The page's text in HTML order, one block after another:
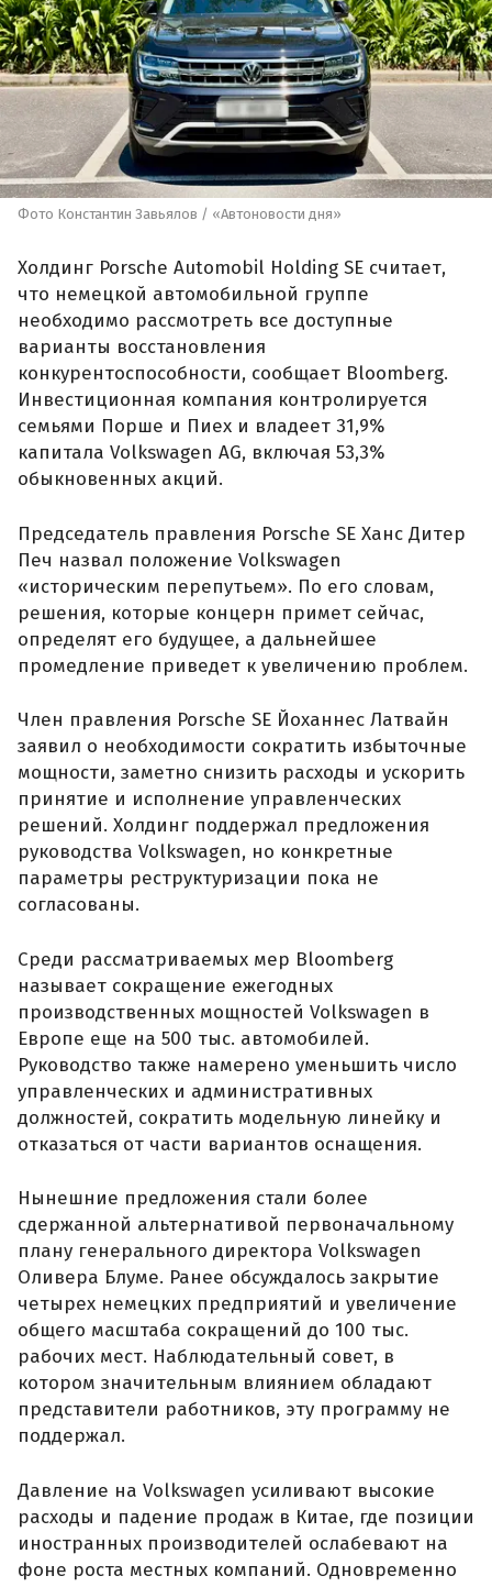
Фото Константин Завьялов / «Автоновости дня»
Холдинг Porsche Automobil Holding SE считает,
что немецкой автомобильной группе
необходимо рассмотреть все доступные
варианты восстановления
конкурентоспособности, сообщает Bloomberg.
Инвестиционная компания контролируется
семьями Порше и Пиех и владеет 31,9%
капитала Volkswagen AG, включая 53,3%
обыкновенных акций.
Председатель правления Porsche SE Ханс Дитер
Печ назвал положение Volkswagen
«историческим перепутьем». По его словам,
решения, которые концерн примет сейчас,
определят его будущее, а дальнейшее
промедление приведет к увеличению проблем.
Член правления Porsche SE Йоханнес Латвайн
заявил о необходимости сократить избыточные
мощности, заметно снизить расходы и ускорить
принятие и исполнение управленческих
решений. Холдинг поддержал предложения
руководства Volkswagen, но конкретные
параметры реструктуризации пока не
согласованы.
Среди рассматриваемых мер Bloomberg
называет сокращение ежегодных
производственных мощностей Volkswagen в
Европе еще на 500 тыс. автомобилей.
Руководство также намерено уменьшить число
управленческих и административных
должностей, сократить модельную линейку и
отказаться от части вариантов оснащения.
Нынешние предложения стали более
сдержанной альтернативой первоначальному
плану генерального директора Volkswagen
Оливера Блуме. Ранее обсуждалось закрытие
четырех немецких предприятий и увеличение
общего масштаба сокращений до 100 тыс.
рабочих мест. Наблюдательный совет, в
котором значительным влиянием обладают
представители работников, эту программу не
поддержал.
Давление на Volkswagen усиливают высокие
расходы и падение продаж в Китае, где позиции
иностранных производителей ослабевают на
фоне роста местных компаний. Одновременно